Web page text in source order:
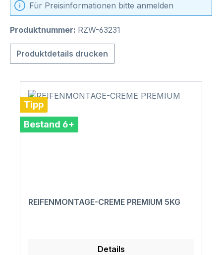
Für Preisinformationen bitte anmelden
Produktnummer: RZW-63231
Produktdetails drucken
Tipp
Bestand 6+
REIFENMONTAGE-CREME PREMIUM 5KG
Details